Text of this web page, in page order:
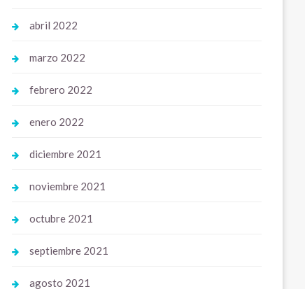
abril 2022
marzo 2022
febrero 2022
enero 2022
diciembre 2021
noviembre 2021
octubre 2021
septiembre 2021
agosto 2021